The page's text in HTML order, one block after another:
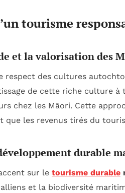
tourisme
et la valorisation des
respect des cultures
de cette riche culture
chez les Māori. Cette
que les revenus tirés du
durable
sur le tourisme durable
et la biodiversité